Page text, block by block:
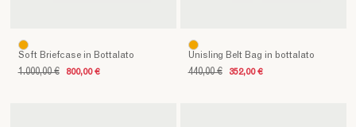
Soft Briefcase in Bottalato
1.000,00 € 800,00 €
Unisling Belt Bag in bottalato
440,00 € 352,00 €